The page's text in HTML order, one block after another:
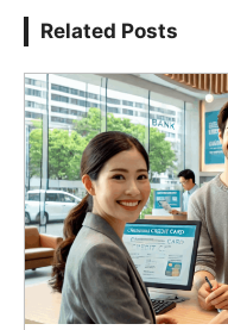
Related Posts